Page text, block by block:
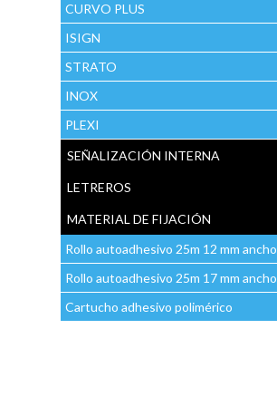
CURVO PLUS
ISIGN
STRATO
INOX
PLEXI
SEÑALIZACIÓN INTERNA
LETREROS
MATERIAL DE FIJACIÓN
Rollo autoadhesivo 25m 12 mm ancho
Rollo autoadhesivo 25m 17 mm ancho
Cartucho adhesivo polimérico